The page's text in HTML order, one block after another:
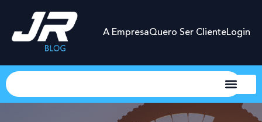
A EmpresaQuero Ser ClienteLogin